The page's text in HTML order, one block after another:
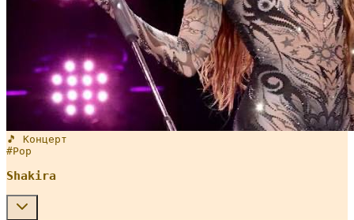
🎵 Концерт
#Pop
Shakira